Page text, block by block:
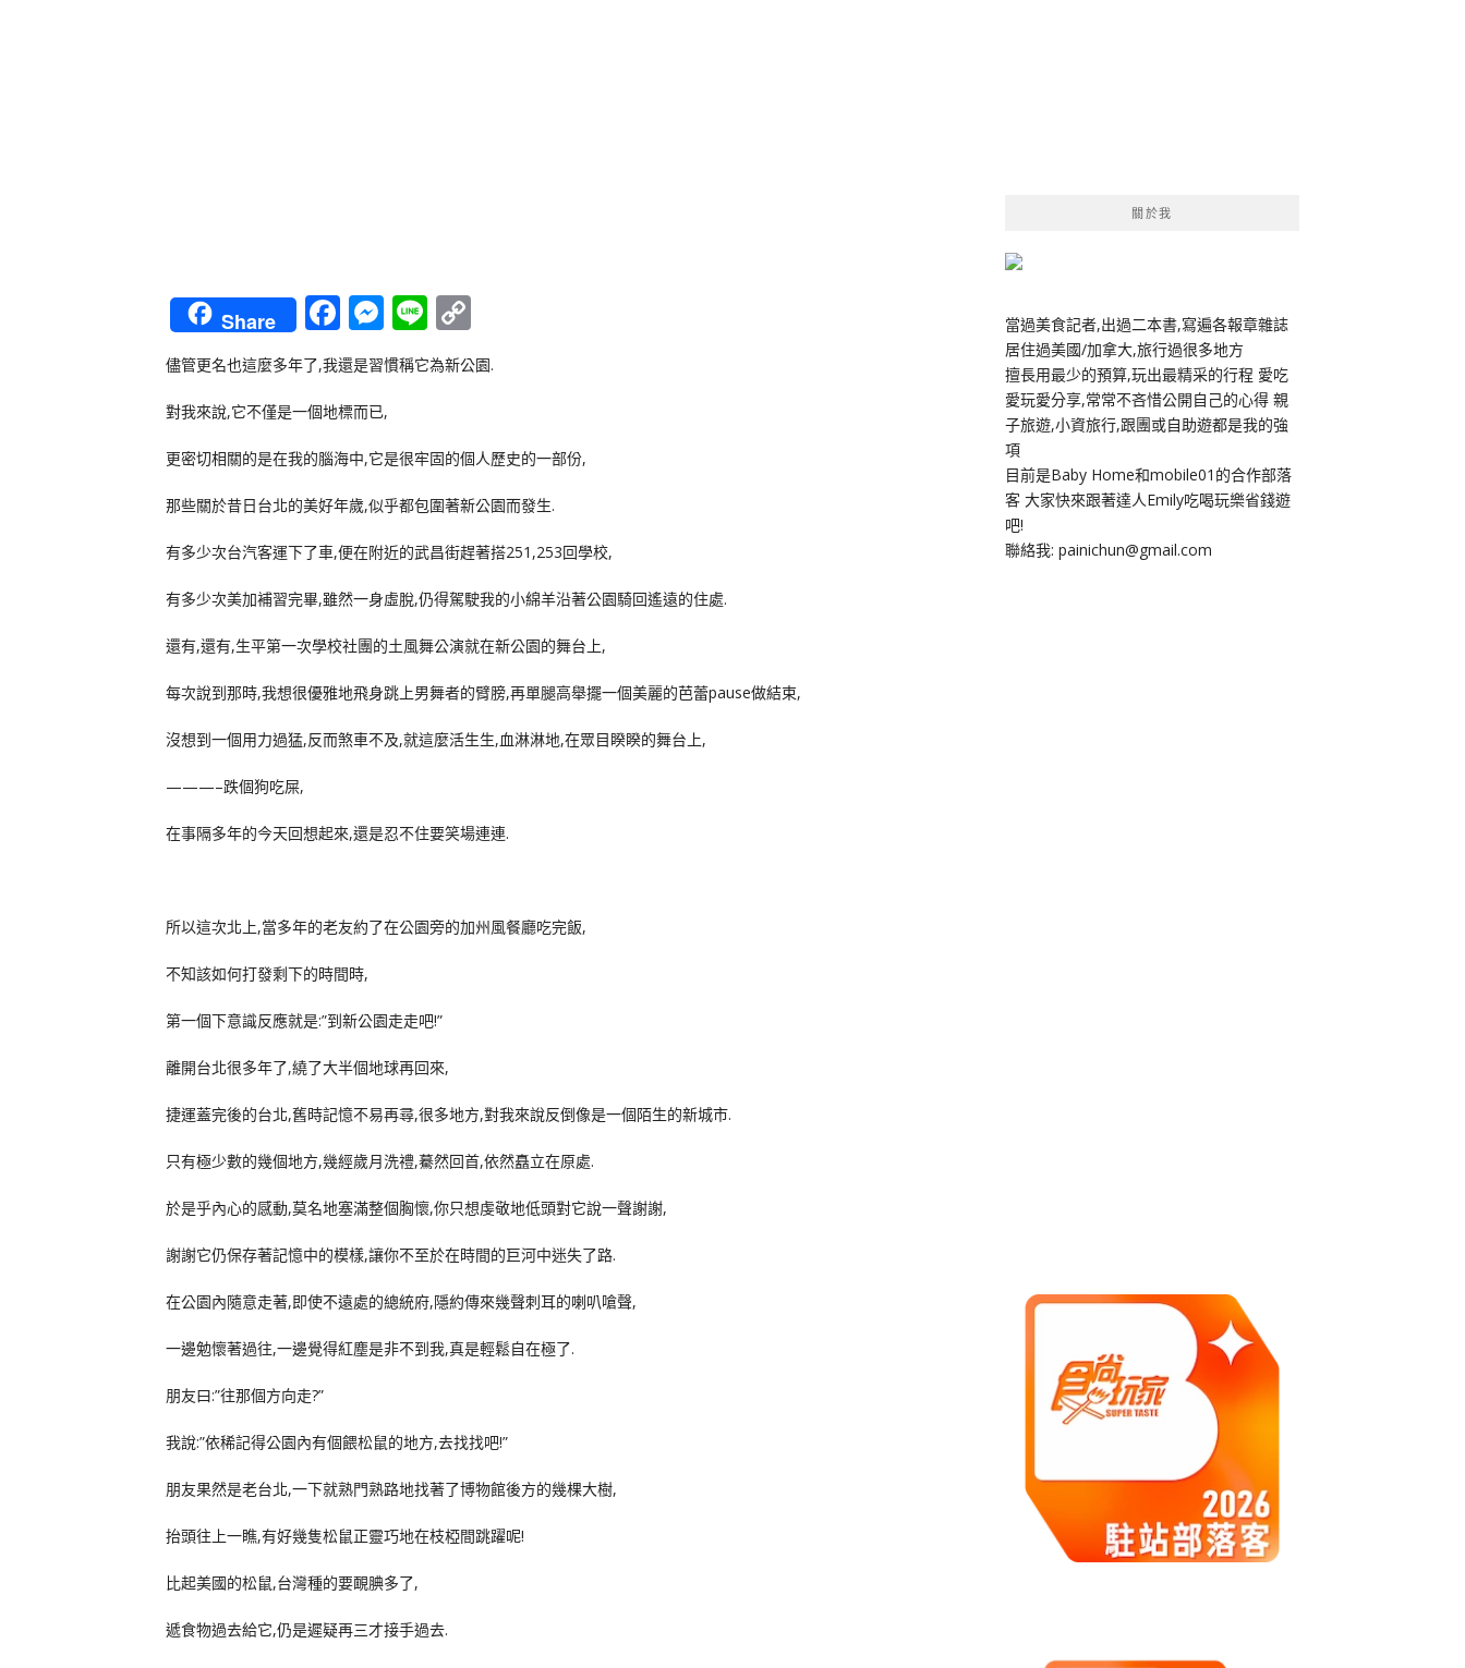
Share Facebook
Messenger
Line
Link
儘管更名也這麼多年了,我還是習慣稱它為新公園.
對我來說,它不僅是一個地標而已,
更密切相關的是在我的腦海中,它是很牢固的個人歷史的一部份,
那些關於昔日台北的美好年歲,似乎都包圍著新公園而發生.
有多少次台汽客運下了車,便在附近的武昌街趕著搭251,253回學校,
有多少次美加補習完畢,雖然一身虛脫,仍得駕駛我的小綿羊沿著公園騎回遙遠的住處.
還有,還有,生平第一次學校社團的土風舞公演就在新公園的舞台上,
每次說到那時,我想很優雅地飛身跳上男舞者的臂膀,再單腿高舉擺一個美麗的芭蕾pause做結束,
沒想到一個用力過猛,反而煞車不及,就這麼活生生,血淋淋地,在眾目睽睽的舞台上,
———–跌個狗吃屎,
在事隔多年的今天回想起來,還是忍不住要笑場連連.
所以這次北上,當多年的老友約了在公園旁的加州風餐廳吃完飯,
不知該如何打發剩下的時間時,
第一個下意識反應就是:”到新公園走走吧!”
離開台北很多年了,繞了大半個地球再回來,
捷運蓋完後的台北,舊時記憶不易再尋,很多地方,對我來說反倒像是一個陌生的新城市.
只有極少數的幾個地方,幾經歲月洗禮,驀然回首,依然矗立在原處.
於是乎內心的感動,莫名地塞滿整個胸懷,你只想虔敬地低頭對它說一聲謝謝,
謝謝它仍保存著記憶中的模樣,讓你不至於在時間的巨河中迷失了路.
在公園內隨意走著,即使不遠處的總統府,隱約傳來幾聲刺耳的喇叭嗆聲,
一邊勉懷著過往,一邊覺得紅塵是非不到我,真是輕鬆自在極了.
朋友曰:”往那個方向走?”
我說:”依稀記得公園內有個餵松鼠的地方,去找找吧!”
朋友果然是老台北,一下就熟門熟路地找著了博物館後方的幾棵大樹,
抬頭往上一瞧,有好幾隻松鼠正靈巧地在枝椏間跳躍呢!
比起美國的松鼠,台灣種的要靦腆多了,
遞食物過去給它,仍是遲疑再三才接手過去.
關於我
當過美食記者,出過二本書,寫遍各報章雜誌
居住過美國/加拿大,旅行過很多地方
擅長用最少的預算,玩出最精采的行程 愛吃
愛玩愛分享,常常不吝惜公開自己的心得 親
子旅遊,小資旅行,跟團或自助遊都是我的強
項
目前是Baby Home和mobile01的合作部落
客 大家快來跟著達人Emily吃喝玩樂省錢遊
吧!
聯絡我: painichun@gmail.com